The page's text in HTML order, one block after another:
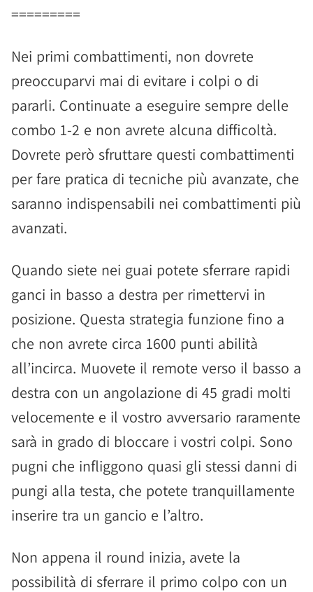
=========
Nei primi combattimenti, non dovrete
preoccuparvi mai di evitare i colpi o di
pararli. Continuate a eseguire sempre delle
combo 1-2 e non avrete alcuna difficoltà.
Dovrete però sfruttare questi combattimenti
per fare pratica di tecniche più avanzate, che
saranno indispensabili nei combattimenti più
avanzati.
Quando siete nei guai potete sferrare rapidi
ganci in basso a destra per rimettervi in
posizione. Questa strategia funzione fino a
che non avrete circa 1600 punti abilità
all’incirca. Muovete il remote verso il basso a
destra con un angolazione di 45 gradi molti
velocemente e il vostro avversario raramente
sarà in grado di bloccare i vostri colpi. Sono
pugni che infliggono quasi gli stessi danni di
pungi alla testa, che potete tranquillamente
inserire tra un gancio e l’altro.
Non appena il round inizia, avete la
possibilità di sferrare il primo colpo con un